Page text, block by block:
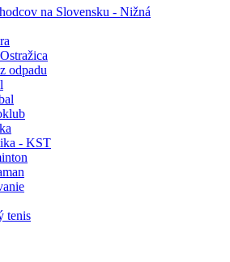
na Slovensku - Nižná
odpadu
- KST
tenis